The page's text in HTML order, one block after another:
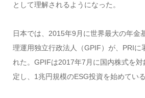
として理解されるようになった。
日本では、2015年9月に世界最大の年金
理運用独立行政法人（GPIF）が、PRIに
れた。GPIFは2017年7月に国内株式を
定し、1兆円規模のESG投資を始めている